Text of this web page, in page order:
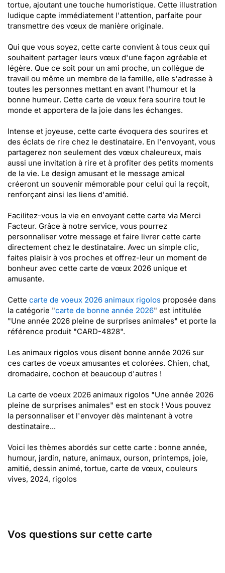
tortue, ajoutant une touche humoristique. Cette illustration
ludique capte immédiatement l'attention, parfaite pour
transmettre des vœux de manière originale.
Qui que vous soyez, cette carte convient à tous ceux qui
souhaitent partager leurs vœux d'une façon agréable et
légère. Que ce soit pour un ami proche, un collègue de
travail ou même un membre de la famille, elle s'adresse à
toutes les personnes mettant en avant l'humour et la
bonne humeur. Cette carte de vœux fera sourire tout le
monde et apportera de la joie dans les échanges.
Intense et joyeuse, cette carte évoquera des sourires et
des éclats de rire chez le destinataire. En l'envoyant, vous
partagerez non seulement des vœux chaleureux, mais
aussi une invitation à rire et à profiter des petits moments
de la vie. Le design amusant et le message amical
créeront un souvenir mémorable pour celui qui la reçoit,
renforçant ainsi les liens d'amitié.
Facilitez-vous la vie en envoyant cette carte via Merci
Facteur. Grâce à notre service, vous pourrez
personnaliser votre message et faire livrer cette carte
directement chez le destinataire. Avec un simple clic,
faites plaisir à vos proches et offrez-leur un moment de
bonheur avec cette carte de vœux 2026 unique et
amusante.
Cette carte de voeux 2026 animaux rigolos proposée dans
la catégorie "carte de bonne année 2026" est intitulée
"Une année 2026 pleine de surprises animales" et porte la
référence produit "CARD-4828".
Les animaux rigolos vous disent bonne année 2026 sur
ces cartes de voeux amusantes et colorées. Chien, chat,
dromadaire, cochon et beaucoup d'autres !
La carte de voeux 2026 animaux rigolos "Une année 2026
pleine de surprises animales" est en stock ! Vous pouvez
la personnaliser et l'envoyer dès maintenant à votre
destinataire...
Voici les thèmes abordés sur cette carte : bonne année,
humour, jardin, nature, animaux, ourson, printemps, joie,
amitié, dessin animé, tortue, carte de vœux, couleurs
vives, 2024, rigolos
Vos questions sur cette carte